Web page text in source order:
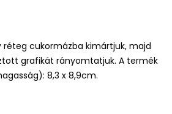
réteg cukormázba kimártjuk, majd
grafikát rányomtatjuk. A termék
8,3 x 8,9cm.